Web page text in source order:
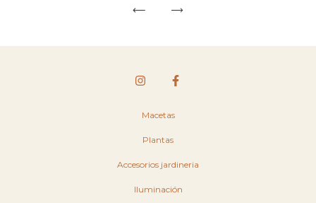
Macetas
Plantas
Accesorios jardineria
Iluminación